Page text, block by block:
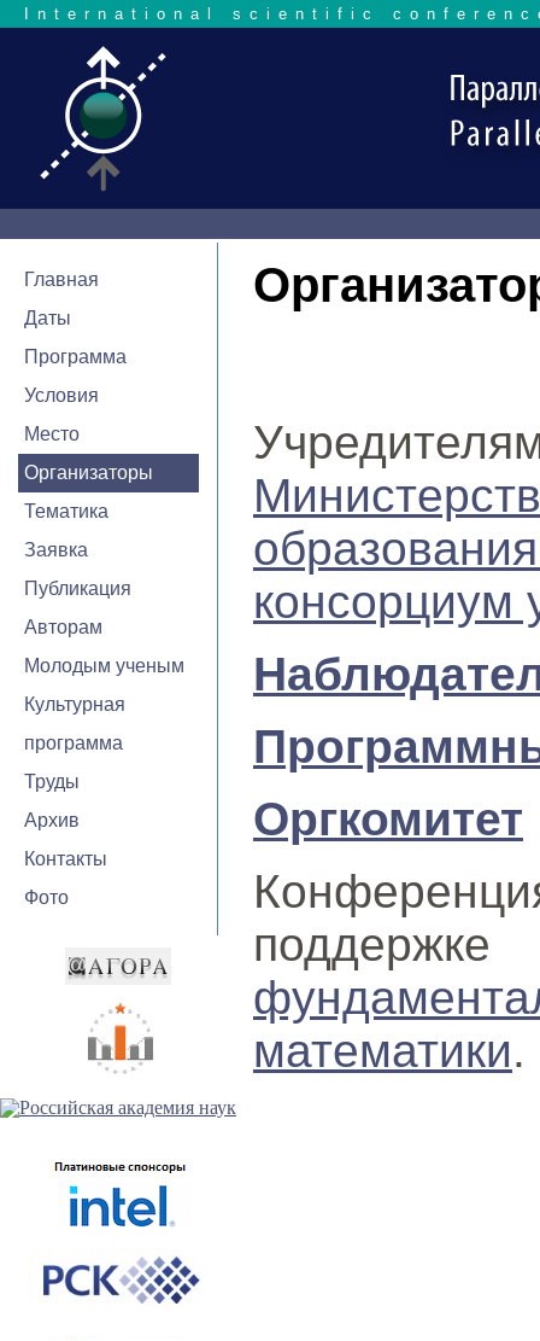
International scientific
Главная
Даты
Программа
Условия
Место
Организаторы
Тематика
Заявка
Публикация
Авторам
Молодым ученым
Культурная
программа
Труды
Архив
Контакты
Фото
консорциум
Оргкомитет
математики.